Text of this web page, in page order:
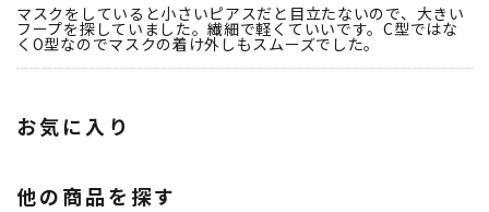
マスクをしていると小さいピアスだと目立たないので、大きい
フープを探していました。繊細で軽くていいです。C型ではな
くO型なのでマスクの着け外しもスムーズでした。
お気に入り
他の商品を探す